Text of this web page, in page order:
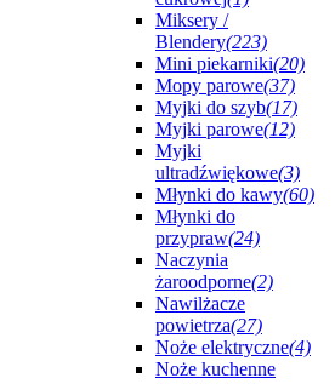
Miksery /
Blendery(223)
Mini piekarniki(20)
Mopy parowe(37)
Myjki do szyb(17)
Myjki parowe(12)
Myjki
ultradźwiękowe(3)
Młynki do kawy(60)
Młynki do
przypraw(24)
Naczynia
żaroodporne(2)
Nawilżacze
powietrza(27)
Noże elektryczne(4)
Noże kuchenne